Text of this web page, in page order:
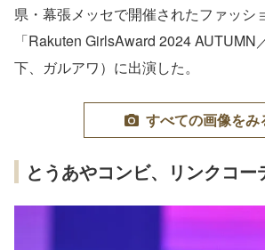
県・幕張メッセで開催されたファッシ
「Rakuten GirlsAward 2024 AUTUMN
下、ガルアワ）に出演した。
すべての画像をみ
とうあやコンビ、リンクコー